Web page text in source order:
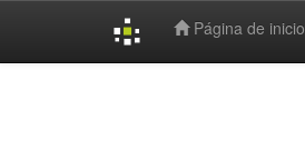
Página de inicio